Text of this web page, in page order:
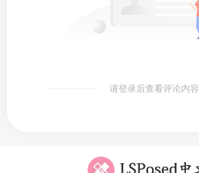
请登录后查看评论内容